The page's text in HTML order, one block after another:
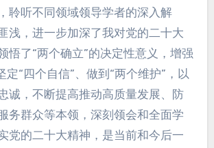
聆听不同领域领导学者的深入解
浅，进一步加深了我对党的二十大
悟了“两个确立”的决定性意义，增强
定“四个自信”、做到“两个维护”，以
诚，不断提高推动高质量发展、防
务群众等本领，深刻领会和全面学
党的二十大精神，是当前和今后一